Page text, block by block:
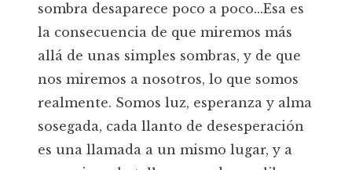
sombra desaparece poco a poco...Esa es
la consecuencia de que miremos más
allá de unas simples sombras, y de que
nos miremos a nosotros, lo que somos
realmente. Somos luz, esperanza y alma
sosegada, cada llanto de desesperación
es una llamada a un mismo lugar, y a